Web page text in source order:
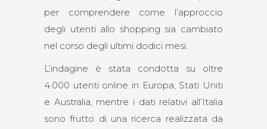
per comprendere come l’approccio
degli utenti allo shopping sia cambiato
nel corso degli ultimi dodici mesi.
L’indagine è stata condotta su oltre
4.000 utenti online in Europa, Stati Uniti
e Australia, mentre i dati relativi all’Italia
sono frutto di una ricerca realizzata da